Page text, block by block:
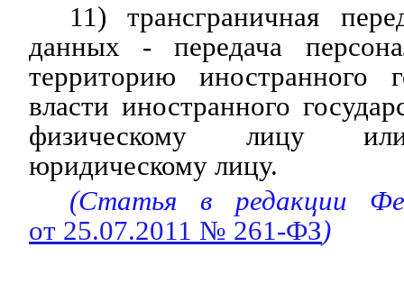
11) трансграничная
данных - передача
территорию иностранного
власти иностранного
физическому лицу
юридическому лицу.
(Статья в редакции
от 25.07.2011 № 261-ФЗ)